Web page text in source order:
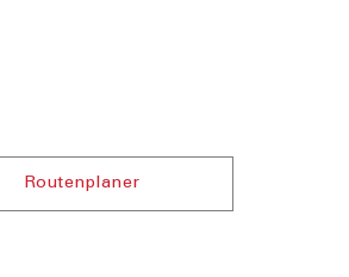
Routenplaner